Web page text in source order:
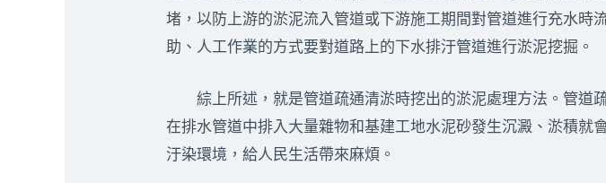
堵，以防上游的淤泥流入管道或下游施工期間對管道進行充水
助、人工作業的方式要對道路上的下水排汙管道進行淤泥挖掘。
綜上所述，就是管道疏通清淤時挖出的淤泥處理方法。管道
在排水管道中排入大量雜物和基建工地水泥砂發生沉澱、淤積就
汙染環境，給人民生活帶來麻煩。